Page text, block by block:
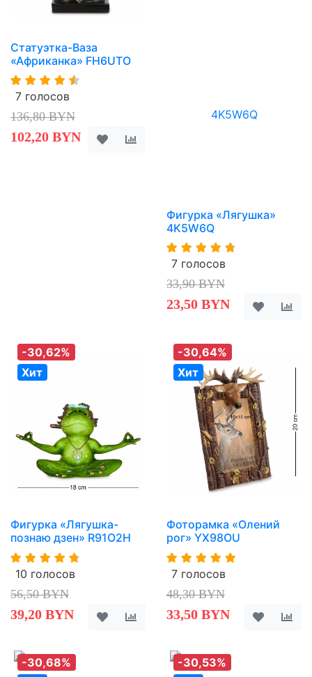
Статуэтка-Ваза
«Африканка» FH6UTO
7 голосов
136,80 BYN
102,20 BYN
Фигурка «Лягушка»
4K5W6Q
7 голосов
33,90 BYN
23,50 BYN
-30,62%
Хит
Фигурка «Лягушка-
познаю дзен» R91O2H
10 голосов
56,50 BYN
39,20 BYN
-30,64%
Хит
Фоторамка «Олений
рог» YX98OU
7 голосов
48,30 BYN
33,50 BYN
-30,68%
-30,53%